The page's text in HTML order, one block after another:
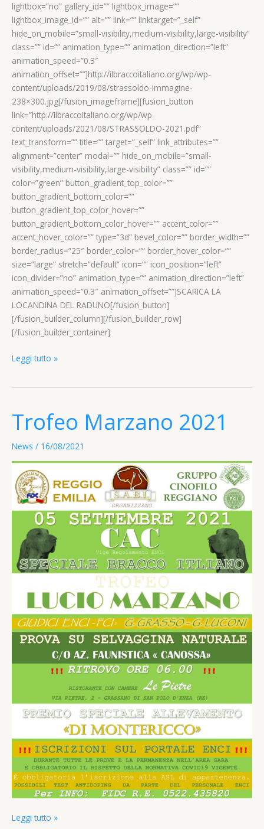
lightbox=”no” gallery_id=”” lightbox_image=””
lightbox_image_id=”” alt=”” link=”” linktarget=”_self”
hide_on_mobile=”small-visibility,medium-visibility,large-visibility”
class=”” id=”” animation_type=”” animation_direction=”left”
animation_speed=”0.3″
animation_offset=””]http://ilbraccoitaliano.org/wp/wp-
content/uploads/2019/08/strassoldo-immagine-
238×300.jpg[/fusion_imageframe][fusion_button
link=”http://ilbraccoitaliano.org/wp/wp-
content/uploads/2021/08/STRASSOLDO-2021.pdf”
text_transform=”” title=”” target=”_self” link_attributes=””
alignment=”center” modal=”” hide_on_mobile=”small-
visibility,medium-visibility,large-visibility” class=”” id=””
color=”green” button_gradient_top_color=””
button_gradient_bottom_color=””
button_gradient_top_color_hover=””
button_gradient_bottom_color_hover=”” accent_color=””
accent_hover_color=”” type=”3d” bevel_color=”” border_width=””
border_radius=”25″ border_color=”” border_hover_color=””
size=”large” stretch=”default” icon=”” icon_position=”left”
icon_divider=”no” animation_type=”” animation_direction=”left”
animation_speed=”0.3″ animation_offset=””]SCARICA LA
LOCANDINA DEL RADUNO[/fusion_button]
[/fusion_builder_column][/fusion_builder_row]
[/fusion_builder_container]
Raduno
Settembre
Leggi tutto »
Trofeo Marzano 2021
News / 16/08/2021
Trofeo
Leggi tutto »